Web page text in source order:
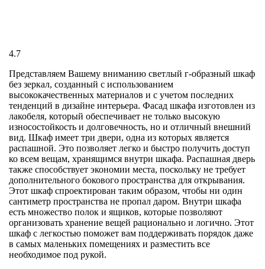
4.7
Представляем Вашему вниманию светлый г-образный шкаф
без зеркал, созданный с использованием
высококачественных материалов и с учетом последних
тенденций в дизайне интерьера. Фасад шкафа изготовлен из
лакобеля, который обеспечивает не только высокую
износостойкость и долговечность, но и отличный внешний
вид. Шкаф имеет три двери, одна из которых является
распашной. Это позволяет легко и быстро получить доступ
ко всем вещам, хранящимся внутри шкафа. Распашная дверь
также способствует экономии места, поскольку не требует
дополнительного бокового пространства для открывания.
Этот шкаф спроектирован таким образом, чтобы ни один
сантиметр пространства не пропал даром. Внутри шкафа
есть множество полок и ящиков, которые позволяют
организовать хранение вещей рационально и логично. Этот
шкаф с легкостью поможет вам поддерживать порядок даже
в самых маленьких помещениях и разместить все
необходимое под рукой.